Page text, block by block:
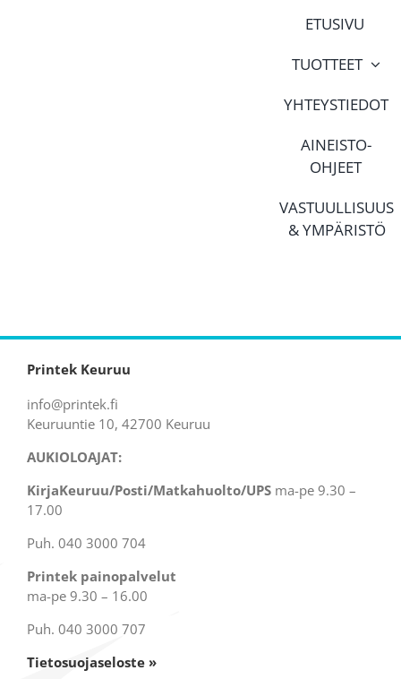
ETUSIVU
TUOTTEET
YHTEYSTIEDOT
AINEISTO-
OHJEET
VASTUULLISUUS
& YMPÄRISTÖ
Printek Keuruu
info@printek.fi
Keuruuntie 10, 42700 Keuruu
AUKIOLOAJAT:
KirjaKeuruu/Posti/Matkahuolto/UPSma-pe 9.30 –
17.00
Puh. 040 3000 704
Printek painopalvelut
ma-pe 9.30 – 16.00
Puh. 040 3000 707
Tietosuojaseloste »